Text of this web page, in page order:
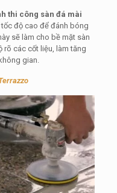
thi công sàn đá mài
độ cao để đánh bóng
sẽ làm cho bề mặt sàn
rõ các cốt liệu, làm tăng
gian.